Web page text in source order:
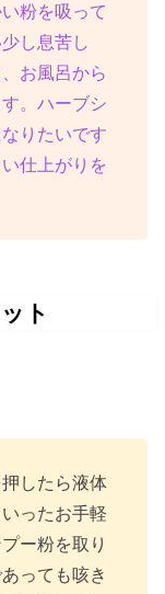
粉を吸って
し息苦し
お風呂から
。ハーブシ
りたいです
仕上がりを
ト
したら液体
ったお手軽
ー粉を取り
っても咳き